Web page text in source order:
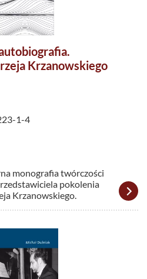
Krzanowskiego
1-4
monografia twórczości
pokolenia
Krzanowskiego.